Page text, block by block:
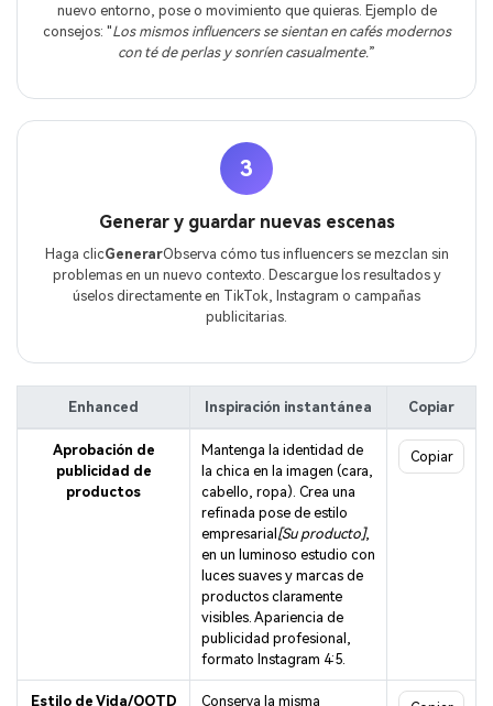
nuevo entorno, pose o movimiento que quieras. Ejemplo de
consejos: "Los mismos influencers se sientan en cafés modernos
con té de perlas y sonríen casualmente.”
3
Generar y guardar nuevas escenas
Haga clicGenerarObserva cómo tus influencers se mezclan sin
problemas en un nuevo contexto. Descargue los resultados y
úselos directamente en TikTok, Instagram o campañas
publicitarias.
Enhanced Inspiración instantánea Copiar
Aprobación de
publicidad de
productos
Mantenga la identidad de
la chica en la imagen (cara,
cabello, ropa). Crea una
refinada pose de estilo
empresarial[Su producto],
en un luminoso estudio con
luces suaves y marcas de
productos claramente
visibles. Apariencia de
publicidad profesional,
formato Instagram 4:5.
Copiar
Estilo de Vida/OOTD
Conserva la misma